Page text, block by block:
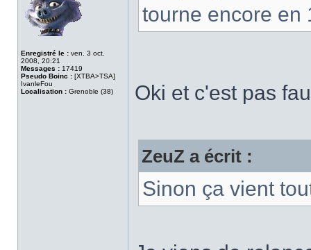
Enregistré le : ven. 3 oct.
2008, 20:21
Messages : 17419
Pseudo Boinc : [XTBA>TSA]
IvanleFou
Localisation : Grenoble (38)
tourne encore en
Oki et c'est pas
ZeuZ a écrit :
Sinon ça vient